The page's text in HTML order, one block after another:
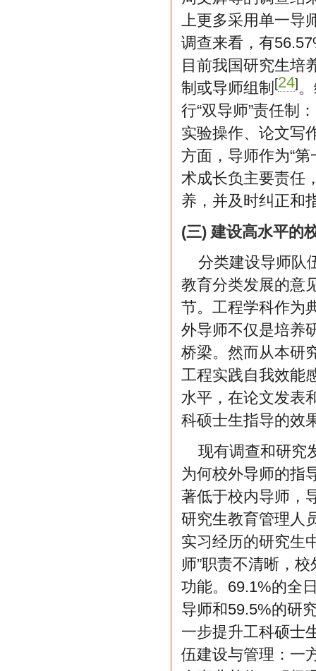
上更多采用单一导
调查来看，有
目前我国研究生培
制或导师组制 [24]
行“双导师”责任制
实验操作、论文写
方面，导师作为“第
术成长负主要责任
养，并及时纠正和
(三) 建设高水平的
分类建设导师队
教育分类发展的意
节。工程学科作为
外导师不仅是培养
桥梁。然而从本研
工程实践自我效能
水平，在论文发表
科硕士生指导的效
现有调查和研究
为何校外导师的指
著低于校内导师，
研究生教育管理人
实习经历的研究生
师”职责不清晰，
功能。69.1%的全
导师和59.5%的研
一步提升工科硕士
伍建设与管理：一